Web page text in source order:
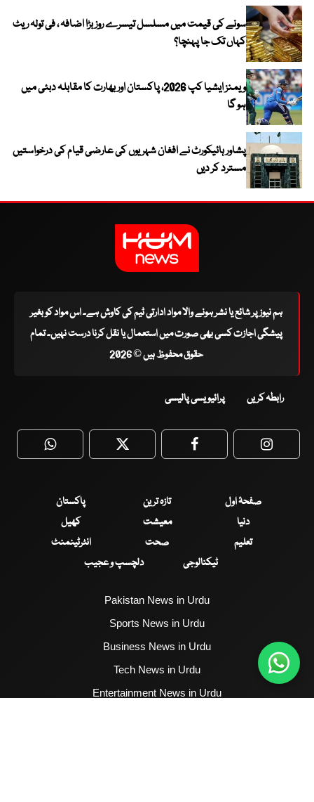
سونے کی قیمت میں مسلسل تیسرے روز بڑا اضافہ ، فی تولہ ریٹ
کہاں تک جا پہنچا؟
ویمنز ایشیا کپ 2026، پاکستان اور بھارت کا مقابلہ دبئی میں
ہو گا
پشاور ہائیکورٹ نے افغان شہریوں کی عارضی قیام کی درخواستیں
مسترد کر دیں
ہم نیوز پر شائع یا نشر ہونے والا مواد ادارتی ٹیم کی کاوش ہے۔ اس مواد کو بغیر
پیشگی اجازت کسی بھی صورت میں استعمال یا نقل کرنا درست نہیں۔ تمام
حقوق محفوظ ہیں © 2026
رابطہ کریں پرائیویسی پالیسی
WhatsApp Twitter Facebook
صفحۂ اول تازہ ترین
پاکستان
دنیا
معیشت
کھیل
تعلیم
صحت
انٹرٹینمنٹ
ٹیکنالوجی
دلچسپ و عجیب
Pakistan News in Urdu
Sports News in Urdu
Business News in Urdu
Tech News in Urdu
Entertainment News in Urdu